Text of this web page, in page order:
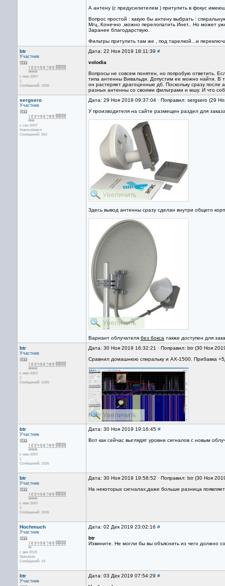
А антену (с предусилителем ) притулить в фокус
Вопрос простой : какую бы антену выбрать :
Мгц..Конечно ,можно перелопатить Инет.. Но может
Заранее благодарствую.
Фильтры притулить там же , под тарелкой...и
btr
Участник
с июн 2007
1
Сообщений: 1926
Дата: 22 Ноя 2019 18:11:39 #
volodia
Вопросы не совсем понятен, но попробую ответить.
типа антенны Вивальди. Допустим ее можно найти. В
он растеряет драгоценные дб. Поскольку сразу
разных антенны со своими фильтрами и мшу. И что
sergsero
Участник
с сен 2007
Новосибирск
Сообщений: 363
Дата: 29 Ноя 2019 09:37:04 · Поправил: sergsero (29
У производителя на сайте размещен раздел для
Здесь вывод антенны сразу сделан внутри общего
Вариант облучателя без бокса также доступен для
btr
Участник
с июн 2007
1
Сообщений: 1926
Дата: 30 Ноя 2019 16:32:21 · Поправил: btr (30 Ноя
Сравнил домашнюю спиральку и AX-1500. Прибавка
btr
Участник
с июн 2007
1
Сообщений: 1926
Дата: 30 Ноя 2019 19:16:45 #
Вот как сейчас выглядят уровни сигналов с новым
btr
Участник
с июн 2007
1
Сообщений: 1926
Дата: 30 Ноя 2019 19:58:52 · Поправил: btr (30 Ноя
На некоторых сигналах,даже больше разница
Hochmuch
Участник
с дек 2019
Оренбург
Сообщений: 19
Дата: 02 Дек 2019 23:02:16 #
btr
Извините. Не могли бы вы объяснить из чего должно
btr
Участник
Дата: 03 Дек 2019 07:54:29 #